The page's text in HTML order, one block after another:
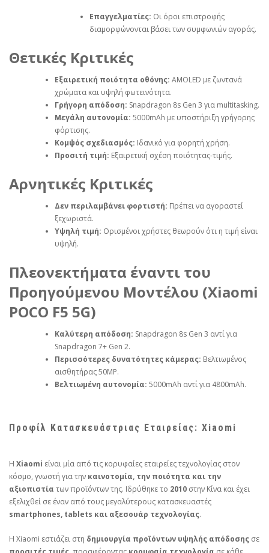
Επαγγελματίες: Οι όροι επιστροφής
διαμορφώνονται βάσει των συμφωνιών αγοράς.
Θετικές Κριτικές
Εξαιρετική ποιότητα οθόνης: AMOLED με ζωντανά
χρώματα και υψηλή φωτεινότητα.
Γρήγορη απόδοση: Snapdragon 8s Gen 3 για multitasking.
Μεγάλη αυτονομία: 5000mAh με υποστήριξη γρήγορης
φόρτισης.
Κομψός σχεδιασμός: Ιδανικό για φορητή χρήση.
Προσιτή τιμή: Εξαιρετική σχέση ποιότητας-τιμής.
Αρνητικές Κριτικές
Δεν περιλαμβάνει φορτιστή: Πρέπει να αγοραστεί
ξεχωριστά.
Υψηλή τιμή: Ορισμένοι χρήστες θεωρούν ότι η τιμή είναι
υψηλή.
Πλεονεκτήματα έναντι του
Προηγούμενου Μοντέλου (Xiaomi
POCO F5 5G)
Καλύτερη απόδοση: Snapdragon 8s Gen 3 αντί για
Snapdragon 7+ Gen 2.
Περισσότερες δυνατότητες κάμερας: Βελτιωμένος
αισθητήρας 50MP.
Βελτιωμένη αυτονομία: 5000mAh αντί για 4800mAh.
Προφίλ Κατασκευάστριας Εταιρείας: Xiaomi
Η Xiaomi είναι μία από τις κορυφαίες εταιρείες τεχνολογίας στον
κόσμο, γνωστή για την καινοτομία, την ποιότητα και την
αξιοπιστία των προϊόντων της. Ιδρύθηκε το 2010 στην Κίνα και έχει
εξελιχθεί σε έναν από τους μεγαλύτερους κατασκευαστές
smartphones, tablets και αξεσουάρ τεχνολογίας.
Η Xiaomi εστιάζει στη δημιουργία προϊόντων υψηλής απόδοσης σε